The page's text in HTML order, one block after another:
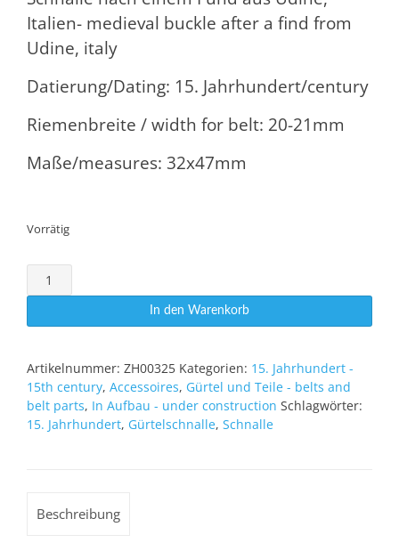
Italien- medieval buckle after a find from
Udine, italy
Datierung/Dating: 15. Jahrhundert/century
Riemenbreite / width for belt: 20-21mm
Maße/measures: 32x47mm
Vorrätig
Schnalle
Udine
In den Warenkorb
Artikelnummer: ZH00325 Kategorien: 15. Jahrhundert -
15th century, Accessoires, Gürtel und Teile - belts and
belt parts, In Aufbau - under construction Schlagwörter:
15. Jahrhundert, Gürtelschnalle, Schnalle
Beschreibung